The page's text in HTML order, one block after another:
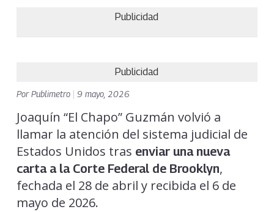
Publicidad
Publicidad
PorPublimetro 9 mayo, 2026
Joaquín “El Chapo” Guzmán volvió a
llamar la atención del sistema judicial de
Estados Unidos tras enviar una nueva
carta a la Corte Federal de Brooklyn,
fechada el 28 de abril y recibida el 6 de
mayo de 2026.